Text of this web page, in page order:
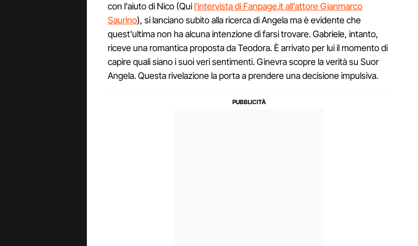
con l'aiuto di Nico (Qui l'intervista di Fanpage.it all'attore Gianmarco
Saurino), si lanciano subito alla ricerca di Angela ma è evidente che
quest'ultima non ha alcuna intenzione di farsi trovare. Gabriele, intanto,
riceve una romantica proposta da Teodora. È arrivato per lui il momento di
capire quali siano i suoi veri sentimenti. Ginevra scopre la verità su Suor
Angela. Questa rivelazione la porta a prendere una decisione impulsiva.